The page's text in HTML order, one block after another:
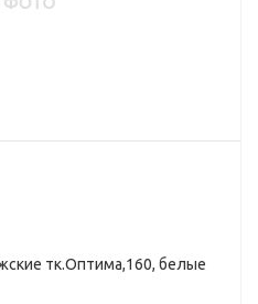
тк.Оптима,160, белые